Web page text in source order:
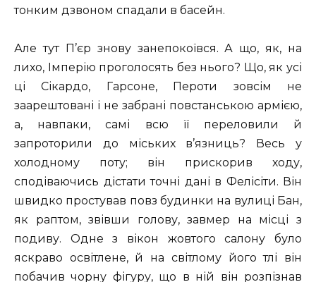
тонким дзвоном спадали в басейн.
Але тут П’єр знову занепокоївся. А що, як, на
лихо, Імперію проголосять без нього? Що, як усі
ці Сікардо, Гарсоне, Пероти зовсім не
заарештовані і не забрані повстанською армією,
а, навпаки, самі всю її переловили й
запроторили до міських в’язниць? Весь у
холодному поту; він прискорив ходу,
сподіваючись дістати точні дані в Фелісіти. Він
швидко простував повз будинки на вулиці Бан,
як раптом, звівши голову, завмер на місці з
подиву. Одне з вікон жовтого салону було
яскраво освітлене, й на світлому його тлі він
побачив чорну фігуру, що в ній він розпізнав